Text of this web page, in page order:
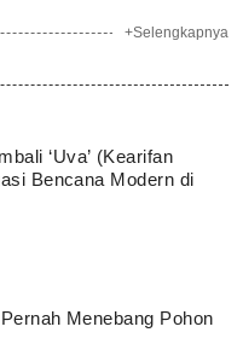
+Selengkapnya
‘Uva’ (Kearifan
Bencana Modern di
Menebang Pohon